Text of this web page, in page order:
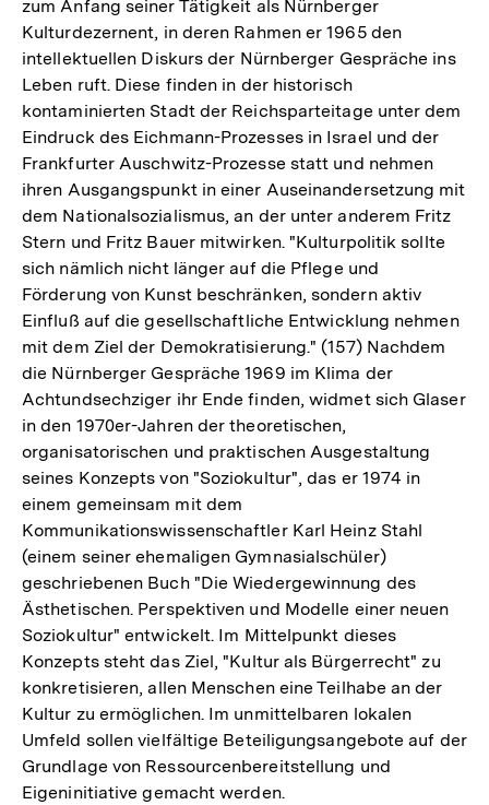
zum Anfang seiner Tätigkeit als Nürnberger
Kulturdezernent, in deren Rahmen er 1965 den
intellektuellen Diskurs der Nürnberger Gespräche ins
Leben ruft. Diese finden in der historisch
kontaminierten Stadt der Reichsparteitage unter dem
Eindruck des Eichmann-Prozesses in Israel und der
Frankfurter Auschwitz-Prozesse statt und nehmen
ihren Ausgangspunkt in einer Auseinandersetzung mit
dem Nationalsozialismus, an der unter anderem Fritz
Stern und Fritz Bauer mitwirken. "Kulturpolitik sollte
sich nämlich nicht länger auf die Pflege und
Förderung von Kunst beschränken, sondern aktiv
Einfluß auf die gesellschaftliche Entwicklung nehmen
mit dem Ziel der Demokratisierung." (157) Nachdem
die Nürnberger Gespräche 1969 im Klima der
Achtundsechziger ihr Ende finden, widmet sich Glaser
in den 1970er-Jahren der theoretischen,
organisatorischen und praktischen Ausgestaltung
seines Konzepts von "Soziokultur", das er 1974 in
einem gemeinsam mit dem
Kommunikationswissenschaftler Karl Heinz Stahl
(einem seiner ehemaligen Gymnasialschüler)
geschriebenen Buch "Die Wiedergewinnung des
Ästhetischen. Perspektiven und Modelle einer neuen
Soziokultur" entwickelt. Im Mittelpunkt dieses
Konzepts steht das Ziel, "Kultur als Bürgerrecht" zu
konkretisieren, allen Menschen eine Teilhabe an der
Kultur zu ermöglichen. Im unmittelbaren lokalen
Umfeld sollen vielfältige Beteiligungsangebote auf der
Grundlage von Ressourcenbereitstellung und
Eigeninitiative gemacht werden.